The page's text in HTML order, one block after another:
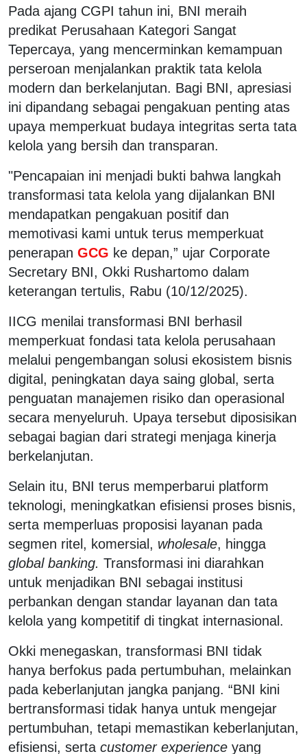
Pada ajang CGPI tahun ini, BNI meraih
predikat Perusahaan Kategori Sangat
Tepercaya, yang mencerminkan kemampuan
perseroan menjalankan praktik tata kelola
modern dan berkelanjutan. Bagi BNI, apresiasi
ini dipandang sebagai pengakuan penting atas
upaya memperkuat budaya integritas serta tata
kelola yang bersih dan transparan.
"Pencapaian ini menjadi bukti bahwa langkah
transformasi tata kelola yang dijalankan BNI
mendapatkan pengakuan positif dan
memotivasi kami untuk terus memperkuat
penerapan GCG ke depan,” ujar Corporate
Secretary BNI, Okki Rushartomo dalam
keterangan tertulis, Rabu (10/12/2025).
IICG menilai transformasi BNI berhasil
memperkuat fondasi tata kelola perusahaan
melalui pengembangan solusi ekosistem bisnis
digital, peningkatan daya saing global, serta
penguatan manajemen risiko dan operasional
secara menyeluruh. Upaya tersebut diposisikan
sebagai bagian dari strategi menjaga kinerja
berkelanjutan.
Selain itu, BNI terus memperbarui platform
teknologi, meningkatkan efisiensi proses bisnis,
serta memperluas proposisi layanan pada
segmen ritel, komersial, wholesale, hingga
global banking. Transformasi ini diarahkan
untuk menjadikan BNI sebagai institusi
perbankan dengan standar layanan dan tata
kelola yang kompetitif di tingkat internasional.
Okki menegaskan, transformasi BNI tidak
hanya berfokus pada pertumbuhan, melainkan
pada keberlanjutan jangka panjang. “BNI kini
bertransformasi tidak hanya untuk mengejar
pertumbuhan, tetapi memastikan keberlanjutan,
efisiensi, serta customer experience yang